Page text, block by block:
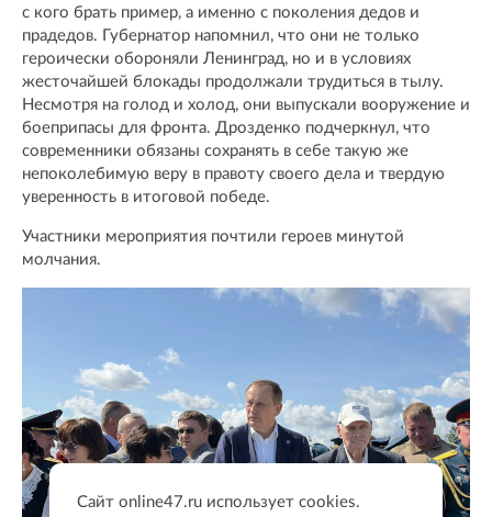
с кого брать пример, а именно с поколения дедов и
прадедов. Губернатор напомнил, что они не только
героически обороняли Ленинград, но и в условиях
жесточайшей блокады продолжали трудиться в тылу.
Несмотря на голод и холод, они выпускали вооружение и
боеприпасы для фронта. Дрозденко подчеркнул, что
современники обязаны сохранять в себе такую же
непоколебимую веру в правоту своего дела и твердую
уверенность в итоговой победе.
Участники мероприятия почтили героев минутой
молчания.
Сайт online47.ru использует cookies.